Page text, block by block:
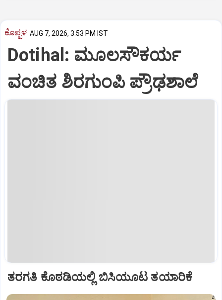
ಕೊಪ್ಪಳ AUG 7, 2026, 3:53 PM IST
Dotihal: ಮೂಲಸೌಕರ್ಯ
ವಂಚಿತ ಶಿರಗುಂಪಿ ಪ್ರೌಢಶಾಲೆ
ತರಗತಿ ಕೊಠಡಿಯಲ್ಲಿ ಬಿಸಿಯೂಟ ತಯಾರಿಕೆ